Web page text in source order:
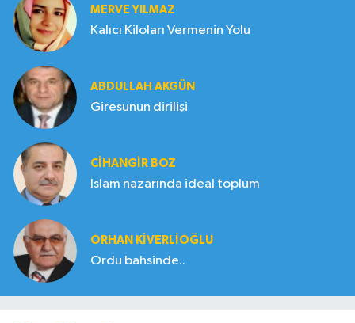
MERVE YILMAZ
Kalıcı Kiloları Vermenin Yolu
ABDULLAH AKGÜN
Giresunun dirilişi
CIHANGIR BOZ
İslam nazarında ideal toplum
ORHAN KIVERLIOĞLU
Ordu bahsinde..